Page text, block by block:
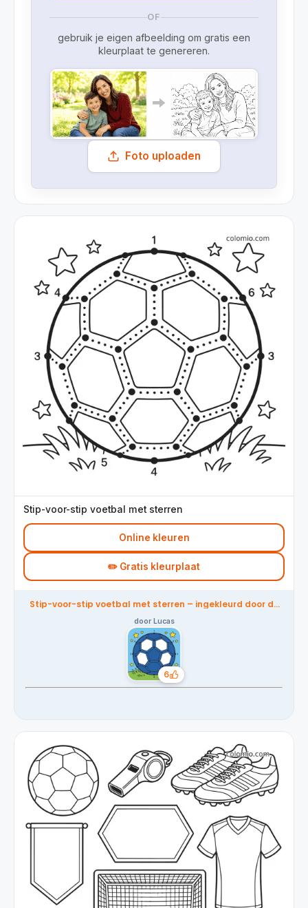
OF
gebruik je eigen afbeelding om gratis een
kleurplaat te genereren.
Foto uploaden
Stip-voor-stip voetbal met sterren
Online kleuren
✏️ Gratis kleurplaat
Stip-voor-stip voetbal met sterren – ingekleurd door de
door Lucas
6
Likes